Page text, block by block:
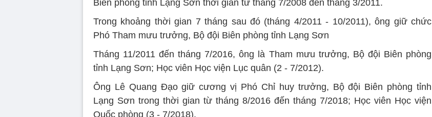
Biên phòng tỉnh Lạng Sơn thời gian từ tháng 7/2008 đến tháng 3/2011.
Trong khoảng thời gian 7 tháng sau đó (tháng 4/2011 - 10/2011), ông giữ chức
Phó Tham mưu trưởng, Bộ đội Biên phòng tỉnh Lạng Sơn
Tháng 11/2011 đến tháng 7/2016, ông là Tham mưu trưởng, Bộ đội Biên phòng
tỉnh Lạng Sơn; Học viên Học viện Lục quân (2 - 7/2012).
Ông Lê Quang Đạo giữ cương vị Phó Chỉ huy trưởng, Bộ đội Biên phòng tỉnh
Lạng Sơn trong thời gian từ tháng 8/2016 đến tháng 7/2018; Học viên Học viện
Quốc phòng (3 - 7/2018).